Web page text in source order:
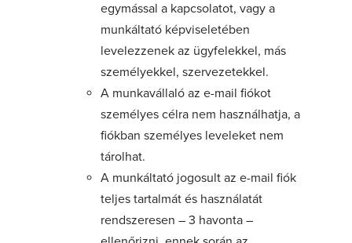
egymással a kapcsolatot, vagy a
munkáltató képviseletében
levelezzenek az ügyfelekkel, más
személyekkel, szervezetekkel.
A munkavállaló az e-mail fiókot
személyes célra nem használhatja, a
fiókban személyes leveleket nem
tárolhat.
A munkáltató jogosult az e-mail fiók
teljes tartalmát és használatát
rendszeresen – 3 havonta –